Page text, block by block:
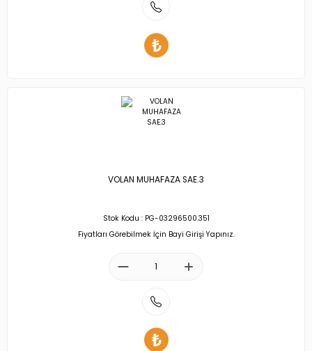
VOLAN MUHAFAZA SAE.3
Stok Kodu : PG-03296500.351
Fiyatları Görebilmek İçin Bayi Girişi Yapınız.